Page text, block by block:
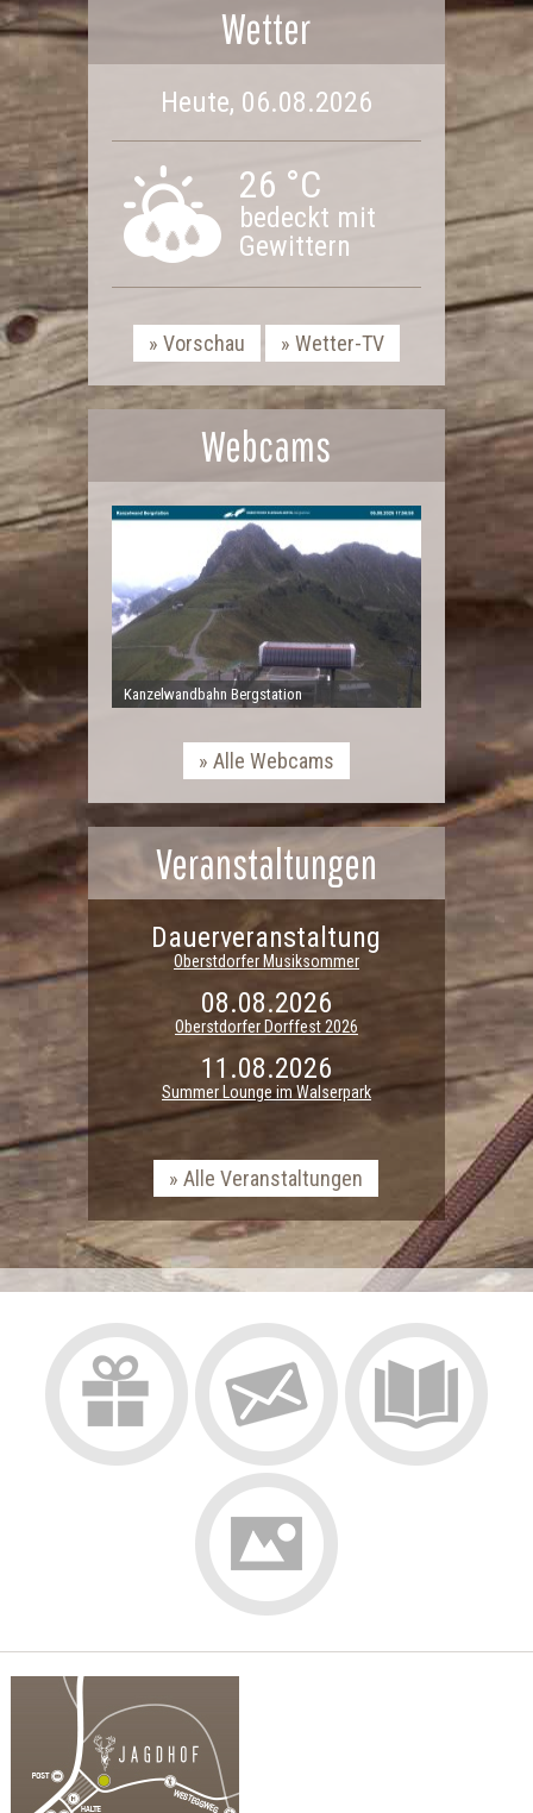
Wetter
Heute, 06.08.2026
26 °C
bedeckt mit
Gewittern
Vorschau Wetter-TV
Webcams
Kanzelwandbahn Bergstation
Alle Webcams
Veranstaltungen
Dauerveranstaltung
Oberstdorfer Musiksommer
08.08.2026
Oberstdorfer Dorffest 2026
11.08.2026
Summer Lounge im Walserpark
Alle Veranstaltungen